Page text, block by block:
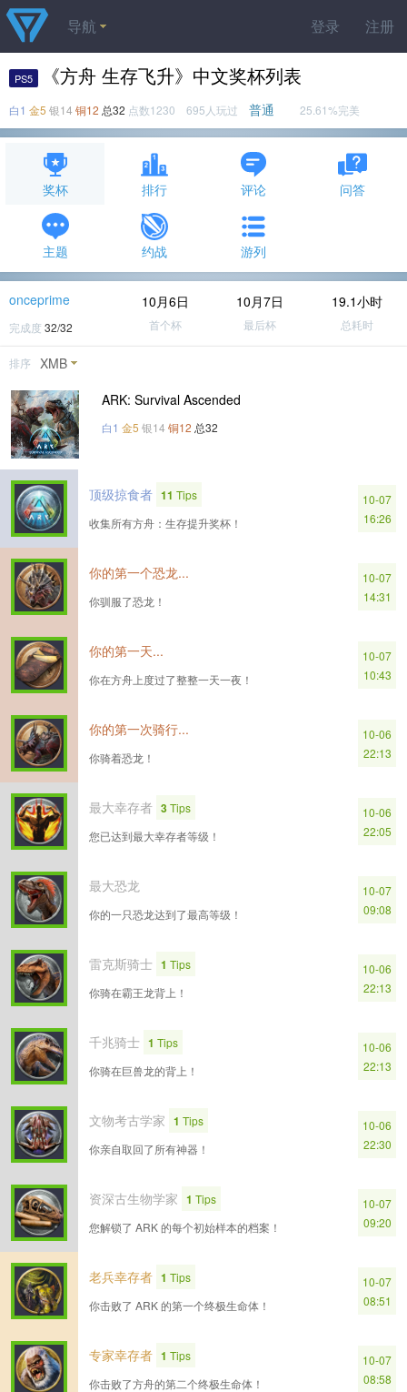
登录 注册
导航
PS5 《方舟 生存飞升》中文奖杯列表
白1 金5 银14 铜12 总32 点数1230 695人玩过 普通 25.61%完美
奖杯 排行 评论 问答
主题 约战 游列
onceprime
完成度 32/32
10月6日
首个杯
10月7日
最后杯
19.1小时
总耗时
排序 XMB
ARK: Survival Ascended
白1 金5 银14 铜12 总32
顶级掠食者 11 Tips
收集所有方舟：生存提升奖杯！
10-07
16:26
你的第一个恐龙...
你驯服了恐龙！
10-07
14:31
你的第一天...
你在方舟上度过了整整一天一夜！
10-07
10:43
你的第一次骑行...
你骑着恐龙！
10-06
22:13
最大幸存者 3Tips
您已达到最大幸存者等级！
10-06
22:05
最大恐龙
你的一只恐龙达到了最高等级！
10-07
09:08
雷克斯骑士 1 Tips
你骑在霸王龙背上！
10-06
22:13
千兆骑士 1 Tips
你骑在巨兽龙的背上！
10-06
22:13
文物考古学家 1 Tips
你亲自取回了所有神器！
10-06
22:30
资深古生物学家 1 Tips
您解锁了 ARK 的每个初始样本的档案！
10-07
09:20
老兵幸存者 1 Tips
你击败了 ARK 的第一个终极生命体！
10-07
08:51
专家幸存者 1 Tips
你击败了方舟的第二个终极生命体！
10-07
08:58